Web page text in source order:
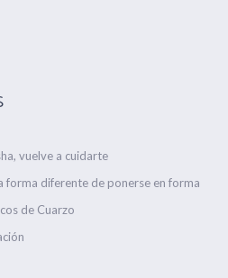
vuelve a cuidarte
forma diferente de ponerse en forma
de Cuarzo